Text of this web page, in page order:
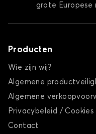
grote Europese
Producten
Wie zijn wij?
Algemene
Algemene
Privacybeleid / Cookies
Contact